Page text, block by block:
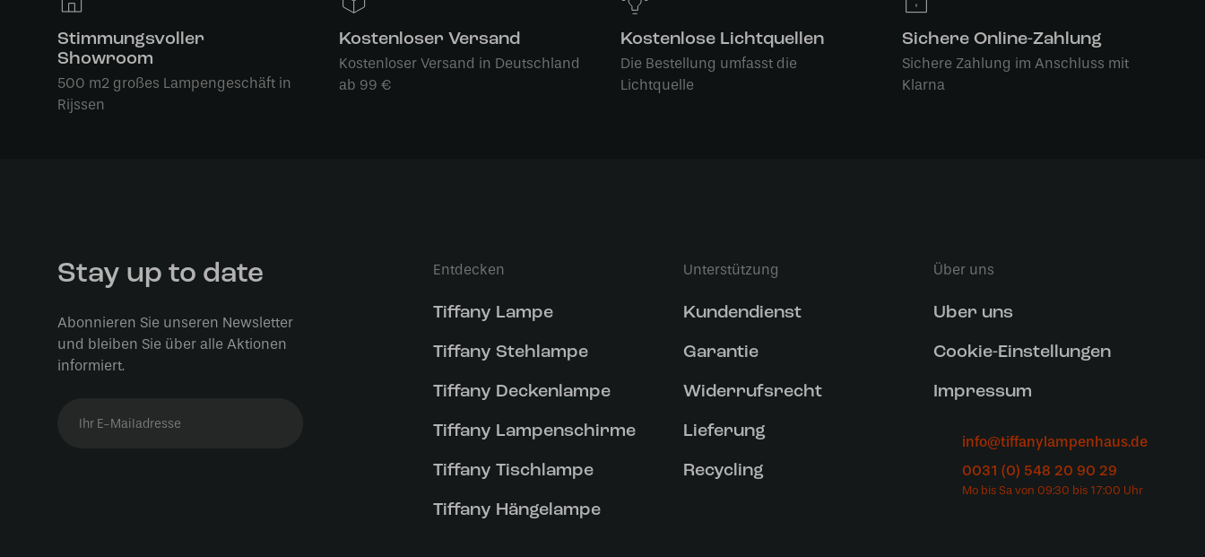
Stimmungsvoller
Showroom
500 m2 großes Lampengeschäft in
Rijssen
Kostenloser Versand
Kostenloser Versand in Deutschland
ab 99 €
Kostenlose Lichtquellen
Die Bestellung umfasst die
Lichtquelle
Sichere Online-Zahlung
Sichere Zahlung im Anschluss mit
Klarna
Stay up to date
Abonnieren Sie unseren Newsletter
und bleiben Sie über alle Aktionen
informiert.
Entdecken
Tiffany Lampe
Tiffany Stehlampe
Tiffany Deckenlampe
Tiffany Lampenschirme
Tiffany Tischlampe
Tiffany Hängelampe
Unterstützung
Kundendienst
Garantie
Widerrufsrecht
Lieferung
Recycling
Über uns
Uber uns
Cookie-Einstellungen
Impressum
info@tiffanylampenhaus.de
0031 (0) 548 20 90 29